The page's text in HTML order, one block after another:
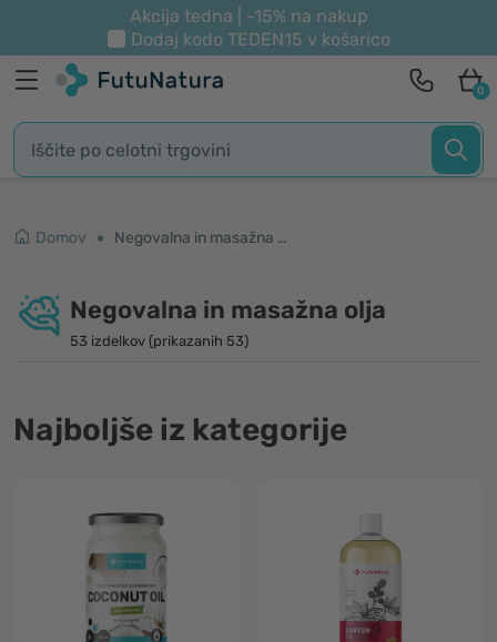
Akcija tedna | -15% na nakup
Dodaj kodo TEDEN15 v košarico
0
Domov Negovalna in masažna olja
Negovalna in masažna olja
53 izdelkov (prikazanih 53)
Najboljše iz kategorije